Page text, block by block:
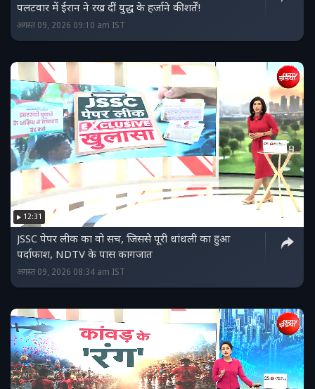
पलटवार में ईरान ने रख दीं युद्ध के हर्जाने की शर्तें!
अगस्त 09, 2026 09:10 am IST
12:31
JSSC पेपर लीक का वो सच, जिससे पूरी धांधली का हुआ
पर्दाफाश, NDTV के पास कागजात
अगस्त 09, 2026 08:34 am IST